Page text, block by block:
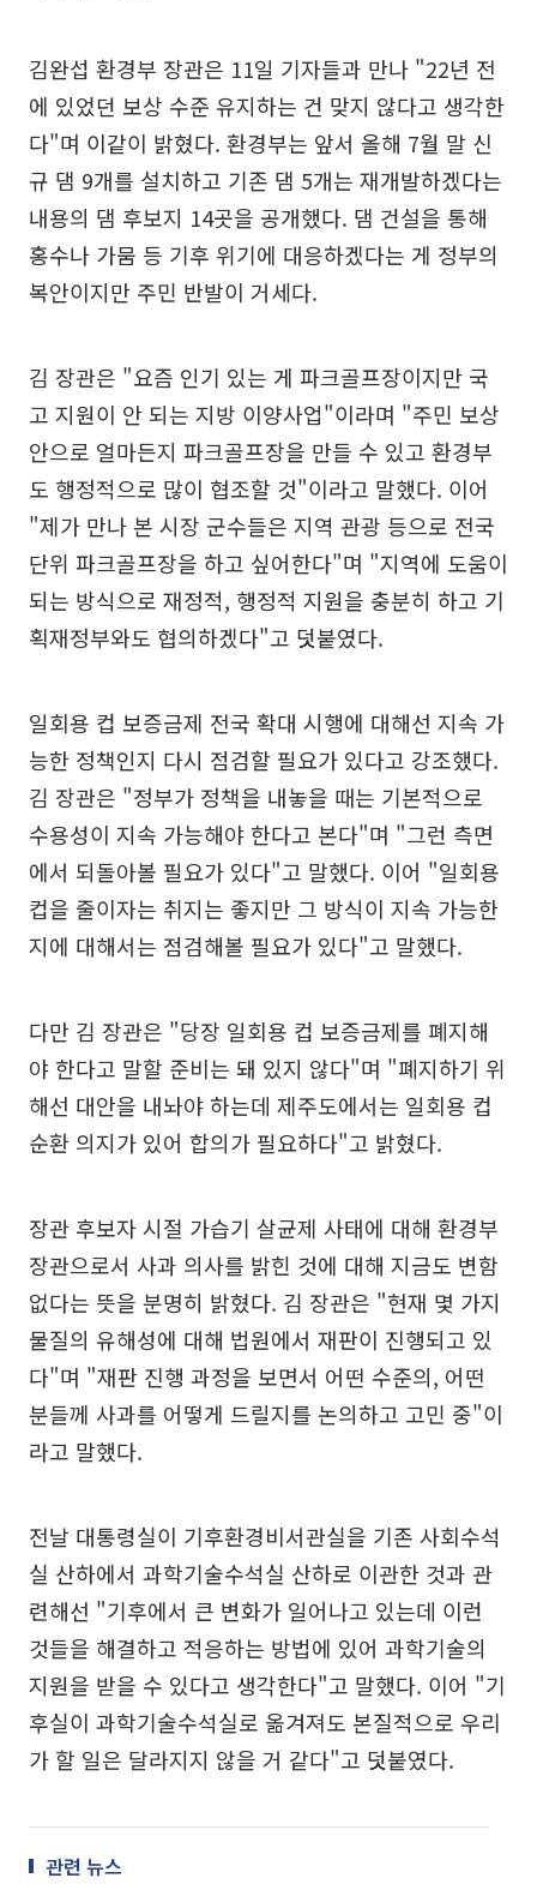
김완섭 환경부 장관은 11일 기자들과 만나 "22년 전
에 있었던 보상 수준 유지하는 건 맞지 않다고 생각한
다"며 이같이 밝혔다. 환경부는 앞서 올해 7월 말 신
규 댐 9개를 설치하고 기존 댐 5개는 재개발하겠다는
내용의 댐 후보지 14곳을 공개했다. 댐 건설을 통해
홍수나 가뭄 등 기후 위기에 대응하겠다는 게 정부의
복안이지만 주민 반발이 거세다.
김 장관은 "요즘 인기 있는 게 파크골프장이지만 국
고 지원이 안 되는 지방 이양사업"이라며 "주민 보상
안으로 얼마든지 파크골프장을 만들 수 있고 환경부
도 행정적으로 많이 협조할 것"이라고 말했다. 이어
"제가 만나 본 시장 군수들은 지역 관광 등으로 전국
단위 파크골프장을 하고 싶어한다"며 "지역에 도움이
되는 방식으로 재정적, 행정적 지원을 충분히 하고 기
획재정부와도 협의하겠다"고 덧붙였다.
일회용 컵 보증금제 전국 확대 시행에 대해선 지속 가
능한 정책인지 다시 점검할 필요가 있다고 강조했다.
김 장관은 "정부가 정책을 내놓을 때는 기본적으로
수용성이 지속 가능해야 한다고 본다"며 "그런 측면
에서 되돌아볼 필요가 있다"고 말했다. 이어 "일회용
컵을 줄이자는 취지는 좋지만 그 방식이 지속 가능한
지에 대해서는 점검해볼 필요가 있다"고 말했다.
다만 김 장관은 "당장 일회용 컵 보증금제를 폐지해
야 한다고 말할 준비는 돼 있지 않다"며 "폐지하기 위
해선 대안을 내놔야 하는데 제주도에서는 일회용 컵
순환 의지가 있어 합의가 필요하다"고 밝혔다.
장관 후보자 시절 가습기 살균제 사태에 대해 환경부
장관으로서 사과 의사를 밝힌 것에 대해 지금도 변함
없다는 뜻을 분명히 밝혔다. 김 장관은 "현재 몇 가지
물질의 유해성에 대해 법원에서 재판이 진행되고 있
다"며 "재판 진행 과정을 보면서 어떤 수준의, 어떤
분들께 사과를 어떻게 드릴지를 논의하고 고민 중"이
라고 말했다.
전날 대통령실이 기후환경비서관실을 기존 사회수석
실 산하에서 과학기술수석실 산하로 이관한 것과 관
련해선 "기후에서 큰 변화가 일어나고 있는데 이런
것들을 해결하고 적응하는 방법에 있어 과학기술의
지원을 받을 수 있다고 생각한다"고 말했다. 이어 "기
후실이 과학기술수석실로 옮겨져도 본질적으로 우리
가 할 일은 달라지지 않을 거 같다"고 덧붙였다.
관련 뉴스